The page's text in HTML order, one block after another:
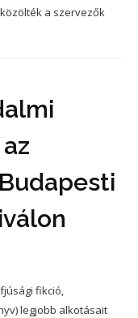
a szervezők
fikció,
legjobb alkotásait